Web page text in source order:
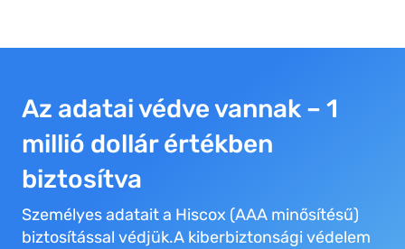
Az adatai védve vannak – 1
millió dollár értékben
biztosítva
Személyes adatait a Hiscox (AAA minősítésű)
biztosítással védjük.A kiberbiztonsági védelem